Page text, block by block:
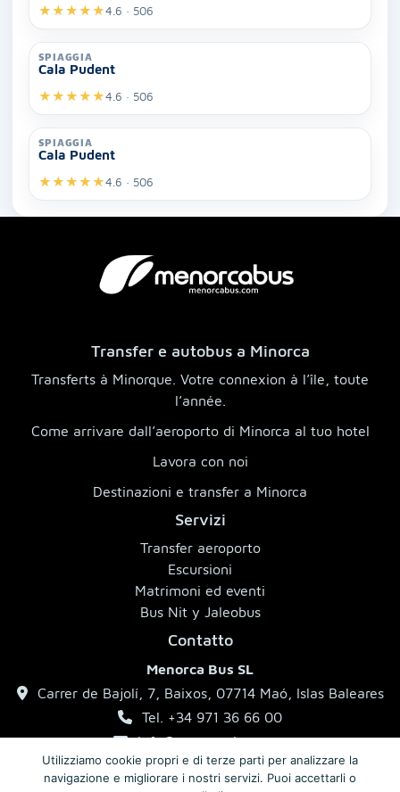
★★★★★4.6 · 506
SPIAGGIA
Cala Pudent
★★★★★4.6 · 506
SPIAGGIA
Cala Pudent
★★★★★4.6 · 506
Transfer e autobus a Minorca
Transferts à Minorque. Votre connexion à l’île, toute
l’année.
Come arrivare dall’aeroporto di Minorca al tuo hotel
Lavora con noi
Destinazioni e transfer a Minorca
Servizi
Transfer aeroporto
Escursioni
Matrimoni ed eventi
Bus Nit y Jaleobus
Contatto
Menorca Bus SL
Carrer de Bajolí, 7, Baixos, 07714 Maó, Islas Baleares
Tel. +34 971 36 66 00
info@menorcabus.com
Utilizziamo cookie propri e di terze parti per analizzare la
navigazione e migliorare i nostri servizi. Puoi accettarli o